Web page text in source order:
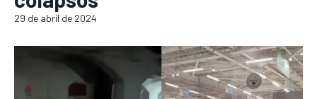
29 de abril de 2024